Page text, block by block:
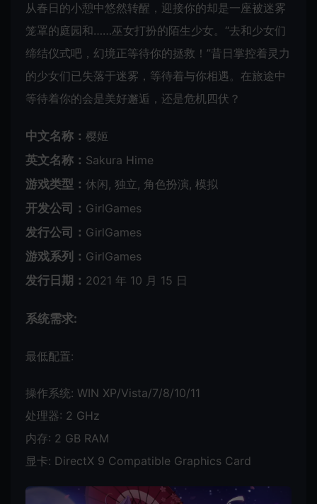
从春日的小憩中悠然转醒，迎接你的却是一座被迷雾
笼罩的庭园和……巫女打扮的陌生少女。“去和少女们
缔结仪式吧，幻境正等待你的拯救！”昔日掌控着灵力
的少女们已失落于迷雾，等待着与你相遇。在旅途中
等待着你的会是美好邂逅，还是危机四伏？
中文名称： 樱姬
英文名称： Sakura Hime
游戏类型： 休闲, 独立, 角色扮演, 模拟
开发公司： GirlGames
发行公司： GirlGames
游戏系列： GirlGames
发行日期： 2021 年 10 月 15 日
系统需求:
最低配置:
操作系统: WIN XP/Vista/7/8/10/11
处理器: 2 GHz
内存: 2 GB RAM
显卡: DirectX 9 Compatible Graphics Card